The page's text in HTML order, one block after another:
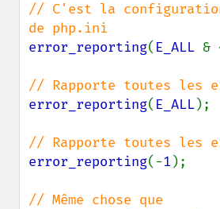
// C'est la
error_reporting( E_ALL &
error_reporting( E_ALL);
error_reporting(-1 );
// Même chose que